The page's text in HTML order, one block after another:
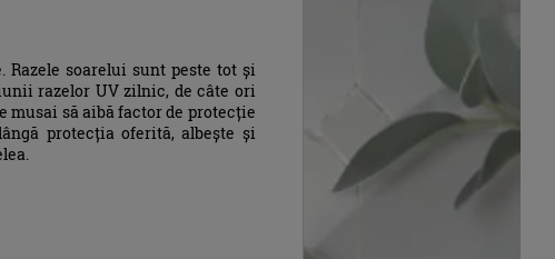
soarelui sunt peste tot și
razelor UV zilnic, de câte ori
musai să aibă factor de protecție
protecția oferită, albește și